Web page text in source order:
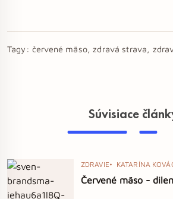
Tagy: červené mäso, zdravá strava,
Súvisiace
ZDRAVIE KATARÍNA
Červené mäso -